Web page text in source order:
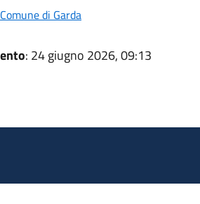
di Garda
: 24 giugno 2026, 09:13